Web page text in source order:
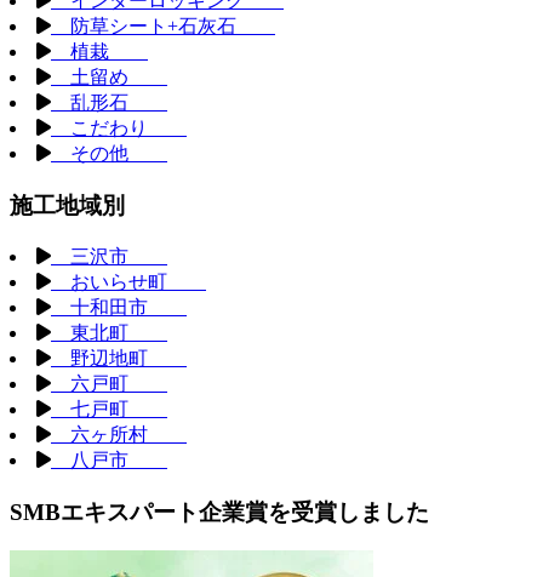
防草シート+石灰石
植栽
土留め
乱形石
こだわり
その他
施工地域別
三沢市
おいらせ町
十和田市
東北町
野辺地町
六戸町
七戸町
六ヶ所村
八戸市
SMBエキスパート企業賞を受賞しました